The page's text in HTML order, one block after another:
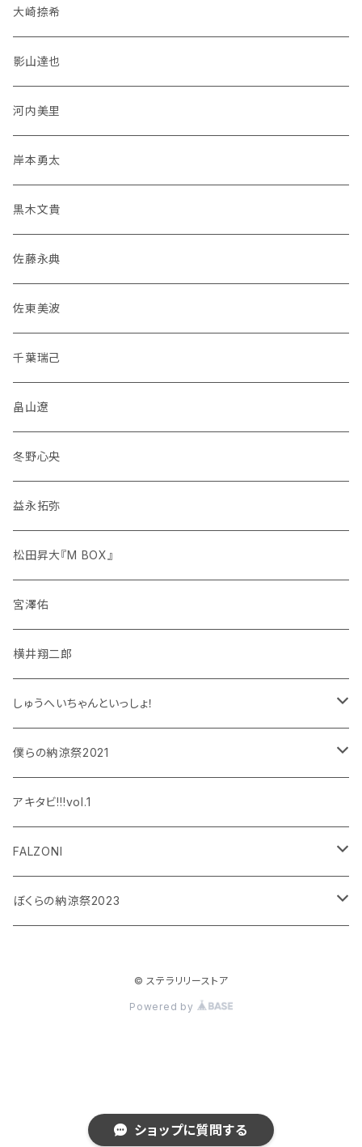
ショップに質問する
大崎捺希
影山達也
河内美里
岸本勇太
黒木文貴
佐藤永典
佐東美波
千葉瑞己
畠山遼
冬野心央
益永拓弥
松田昇大『M BOX』
宮澤佑
横井翔二郎
しゅうへいちゃんといっしょ！
和泉宗兵
設楽銀河
平賀勇成
吉岡佑
僕らの納涼祭2021
和泉宗兵
神永圭佑
小波津亜廉
アキタビ!!!vol.1
FALZONI
笠間淳の黄昏古書堂
ぼくらの納涼祭2023
© ステラリリーストア
Powered by